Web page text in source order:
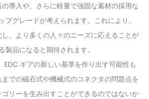
導入や、さらに軽量で強固な素材の採用な
プグレードが考えられます。これにより、
し、より多くの人々のニーズに応えることが
製品になると期待されます。
EDC ギアの新しい基準を作り出す可能性も
での磁石式や機械式のコネクタの問題点を
リーを生み出すことができるのではないか